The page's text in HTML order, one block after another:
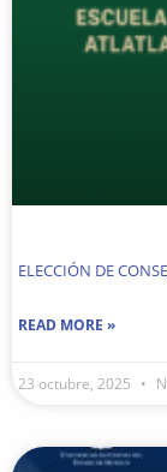
ELECCIÓN DE
READ MORE »
23 octubre, 2025